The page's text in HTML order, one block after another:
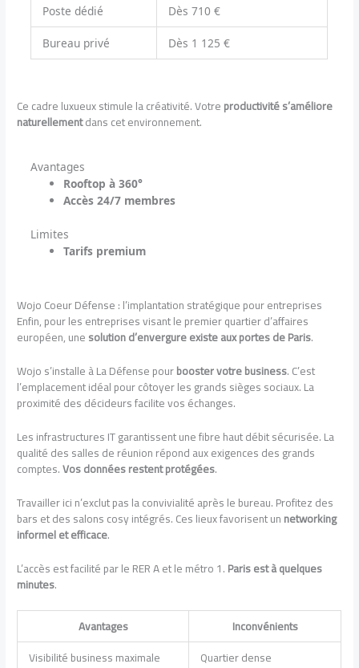
Poste dédié Dès 710 €
Bureau privé Dès 1 125 €
Ce cadre luxueux stimule la créativité. Votreproductivité s’améliore
naturellementdans cet environnement.
Avantages
Rooftop à 360°
Accès 24/7 membres
Limites
Tarifs premium
Wojo Coeur Défense : l’implantation stratégique pour entreprises
Enfin, pour les entreprises visant le premier quartier d’affaires
européen, unesolution d’envergure existe aux portes de Paris.
Wojo s’installe à La Défense pourbooster votre business. C’est
l’emplacement idéal pour côtoyer les grands sièges sociaux. La
proximité des décideurs facilite vos échanges.
Les infrastructures IT garantissent une fibre haut débit sécurisée. La
qualité des salles de réunion répond aux exigences des grands
comptes.Vos données restent protégées.
Travailler ici n’exclut pas la convivialité après le bureau. Profitez des
bars et des salons cosy intégrés. Ces lieux favorisent unnetworking
informel et efficace.
L’accès est facilité par le RER A et le métro 1.Paris est à quelques
minutes.
Avantages
Inconvénients
Visibilité business maximale
Quartier dense